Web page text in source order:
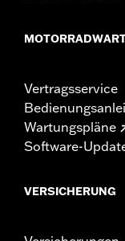
Vertragsservice
Wartungspläne
Software-
VERSICHERUNG